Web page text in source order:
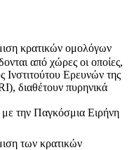
κρατικών ομολόγων
από χώρες οι οποίες,
Ινστιτούτου Ερευνών της
διαθέτουν πυρηνικά
την Παγκόσμια Ειρήνη
των κρατικών